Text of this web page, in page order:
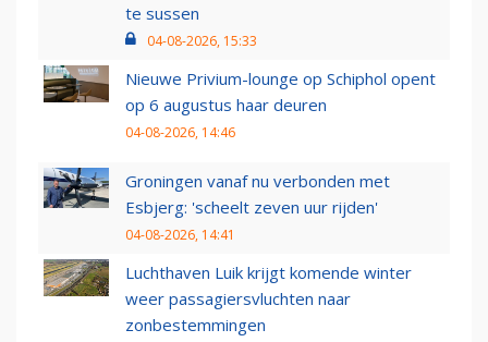
te sussen
04-08-2026, 15:33
Nieuwe Privium-lounge op Schiphol opent
op 6 augustus haar deuren
04-08-2026, 14:46
Groningen vanaf nu verbonden met
Esbjerg: 'scheelt zeven uur rijden'
04-08-2026, 14:41
Luchthaven Luik krijgt komende winter
weer passagiersvluchten naar
zonbestemmingen